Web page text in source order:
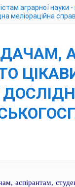
аграрної науки
меліораційна справ
аспірантам,